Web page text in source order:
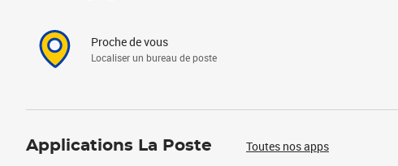
Proche de vous
Localiser un bureau de poste
Applications La Poste Toutes nos apps